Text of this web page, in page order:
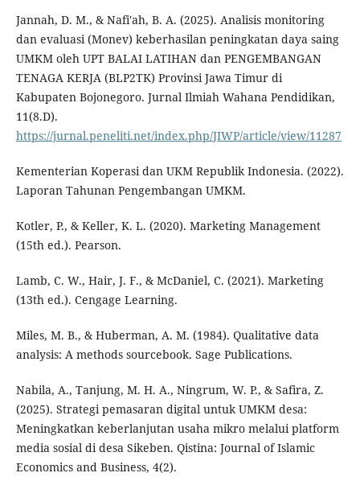
Jannah, D. M., & Nafi'ah, B. A. (2025). Analisis monitoring
dan evaluasi (Monev) keberhasilan peningkatan daya saing
UMKM oleh UPT BALAI LATIHAN dan PENGEMBANGAN
TENAGA KERJA (BLP2TK) Provinsi Jawa Timur di
Kabupaten Bojonegoro. Jurnal Ilmiah Wahana Pendidikan,
11(8.D).
https://jurnal.peneliti.net/index.php/JIWP/article/view/11287
Kementerian Koperasi dan UKM Republik Indonesia. (2022).
Laporan Tahunan Pengembangan UMKM.
Kotler, P., & Keller, K. L. (2020). Marketing Management
(15th ed.). Pearson.
Lamb, C. W., Hair, J. F., & McDaniel, C. (2021). Marketing
(13th ed.). Cengage Learning.
Miles, M. B., & Huberman, A. M. (1984). Qualitative data
analysis: A methods sourcebook. Sage Publications.
Nabila, A., Tanjung, M. H. A., Ningrum, W. P., & Safira, Z.
(2025). Strategi pemasaran digital untuk UMKM desa:
Meningkatkan keberlanjutan usaha mikro melalui platform
media sosial di desa Sikeben. Qistina: Journal of Islamic
Economics and Business, 4(2).